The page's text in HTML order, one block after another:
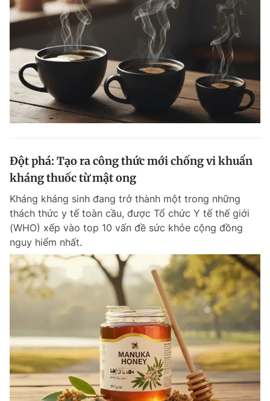
Đột phá: Tạo ra công thức mới chống vi khuẩn
kháng thuốc từ mật ong
Kháng kháng sinh đang trở thành một trong những
thách thức y tế toàn cầu, được Tổ chức Y tế thế giới
(WHO) xếp vào top 10 vấn đề sức khỏe cộng đồng
nguy hiểm nhất.